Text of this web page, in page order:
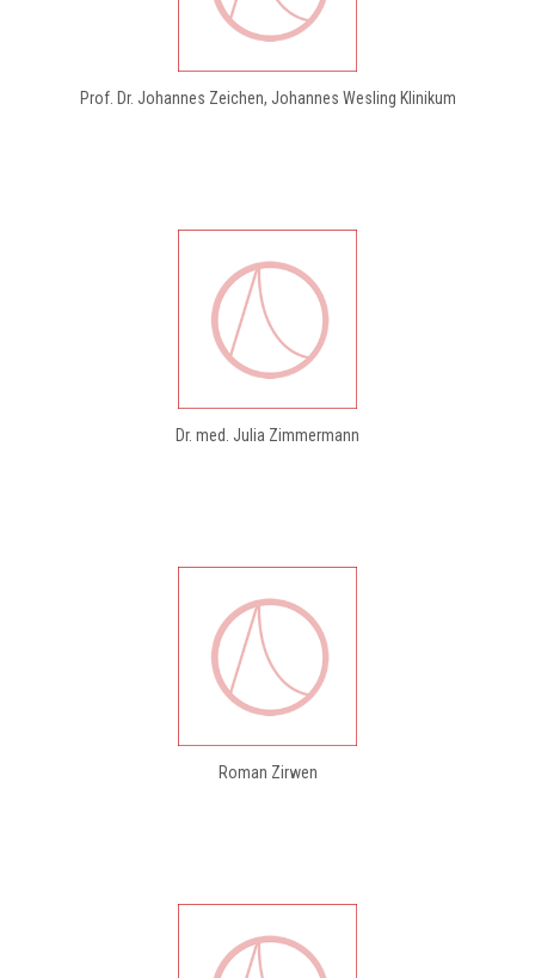
Prof. Dr. Johannes Zeichen, Johannes Wesling Klinikum
Dr. med. Julia Zimmermann
Roman Zirwen